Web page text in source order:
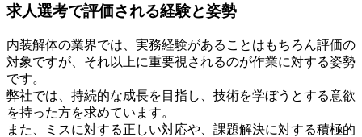
求人選考で評価される経験と姿勢
内装解体の業界では、実務経験があることはもちろん評価の
対象ですが、それ以上に重要視されるのが作業に対する姿勢
です。
弊社では、持続的な成長を目指し、技術を学ぼうとする意欲
を持った方を求めています。
また、ミスに対する正しい対応や、課題解決に対する積極的